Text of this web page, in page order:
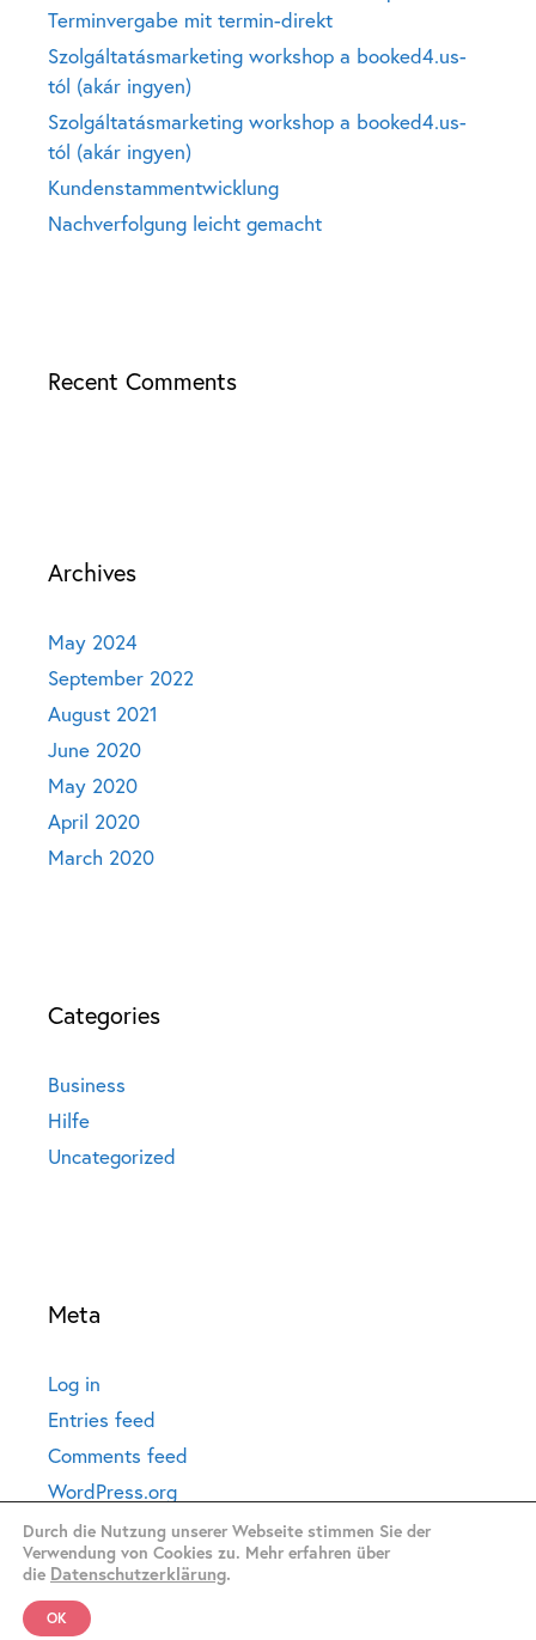
Terminvergabe mit termin-direkt
Szolgáltatásmarketing workshop a booked4.us-
tól (akár ingyen)
Szolgáltatásmarketing workshop a booked4.us-
tól (akár ingyen)
Kundenstammentwicklung
Nachverfolgung leicht gemacht
Recent Comments
Archives
May 2024
September 2022
August 2021
June 2020
May 2020
April 2020
March 2020
Categories
Business
Hilfe
Uncategorized
Meta
Log in
Entries feed
Comments feed
WordPress.org
© 2026 termin-direkt.de
Durch die Nutzung unserer Webseite stimmen Sie der
Verwendung von Cookies zu. Mehr erfahren über
die Datenschutzerklärung.
OK